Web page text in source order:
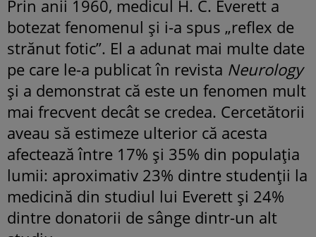
Prin anii 1960, medicul H. C. Everett a
botezat fenomenul și i-a spus „reflex de
strănut fotic”. El a adunat mai multe date
pe care le-a publicat în revista Neurology
și a demonstrat că este un fenomen mult
mai frecvent decât se credea. Cercetătorii
aveau să estimeze ulterior că acesta
afectează între 17% și 35% din populația
lumii: aproximativ 23% dintre studenții la
medicină din studiul lui Everett și 24%
dintre donatorii de sânge dintr-un alt